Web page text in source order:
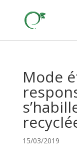
Mode
15/03/2019